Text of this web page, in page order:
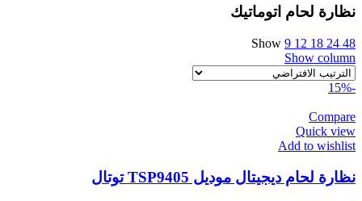
نظارة لحام اتوماتيك
Show 9 12 18 24 48
Show column
-15%
Compare
Quick view
Add to wishlist
نظارة لحام ديجيتال موديل TSP9405 توتال